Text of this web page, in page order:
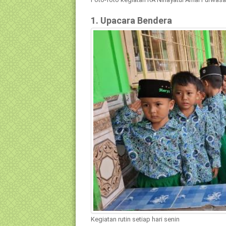
1. Upacara Bendera
Kegiatan rutin setiap hari senin